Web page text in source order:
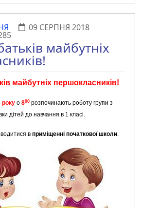
09 СЕРПНЯ 2018
майбутніх
майбутніх першокласників!
рокуо 800розпочинають роботу групи з
дітей до навчання в 1 класі.
в приміщенні початкової школи.